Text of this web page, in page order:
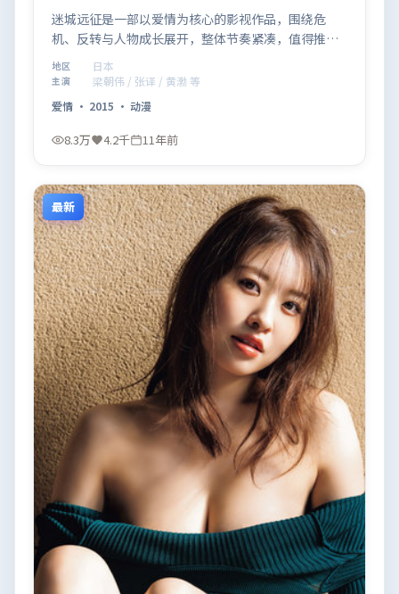
迷城远征是一部以爱情为核心的影视作品，围绕危
机、反转与人物成长展开，整体节奏紧凑，值得推荐
观看。
地区 日本
主演
梁朝伟 / 张译 / 黄渤 等
爱情 · 2015 · 动漫
8.3万 4.2千 11年前
最新